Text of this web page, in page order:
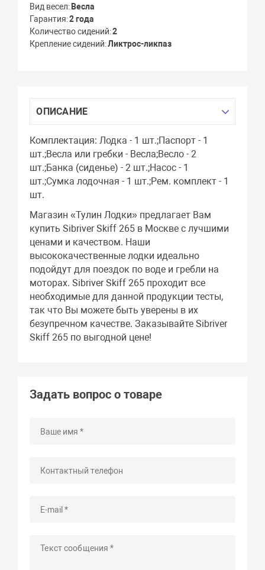
Вид весел Весла
Гарантия 2 года
Количество сидений 2
Крепление сидений Ликтрос-ликпаз
ОПИСАНИЕ
Комплектация: Лодка - 1 шт.;Паспорт - 1
шт.;Весла или гребки - Весла;Весло - 2
шт.;Банка (сиденье) - 2 шт.;Насос - 1
шт.;Сумка лодочная - 1 шт.;Рем. комплект - 1
шт.
Магазин «Тулин Лодки» предлагает Вам
купить Sibriver Skiff 265 в Москве с лучшими
ценами и качеством. Наши
высококачественные лодки идеально
подойдут для поездок по воде и гребли на
моторах. Sibriver Skiff 265 проходит все
необходимые для данной продукции тесты,
так что Вы можете быть уверены в их
безупречном качестве. Заказывайте Sibriver
Skiff 265 по выгодной цене!
Задать вопрос о товаре